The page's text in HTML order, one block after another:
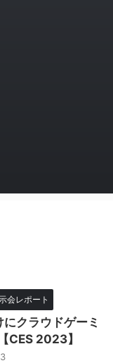
会レポート
クラウドゲーミ
CES 2023】